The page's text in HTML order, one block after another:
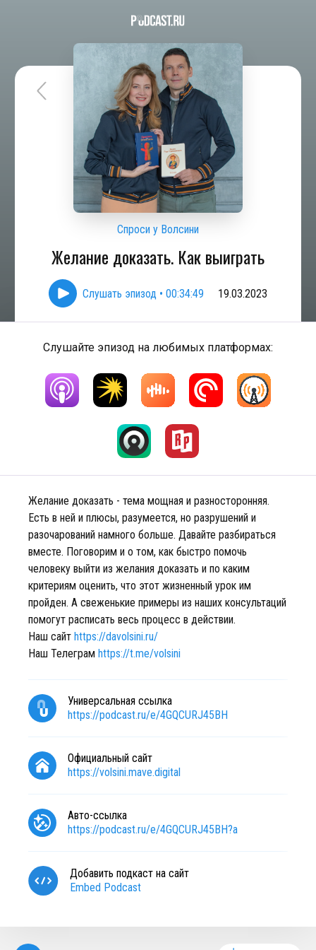
Спроси у Волсини
Желание доказать. Как выиграть
Слушать эпизод • 00:34:49 19.03.2023
Слушайте эпизод на любимых платформах:
Желание доказать - тема мощная и разносторонняя.
Есть в ней и плюсы, разумеется, но разрушений и
разочарований намного больше. Давайте разбираться
вместе. Поговорим и о том, как быстро помочь
человеку выйти из желания доказать и по каким
критериям оценить, что этот жизненный урок им
пройден. А свеженькие примеры из наших консультаций
помогут расписать весь процесс в действии.
Наш сайт https://davolsini.ru/
Наш Телеграм https://t.me/volsini
Универсальная ссылка
https://podcast.ru/e/4GQCURJ45BH
Официальный сайт
https://volsini.mave.digital
Авто-ссылка
https://podcast.ru/e/4GQCURJ45BH?a
Добавить подкаст на сайт
Embed Podcast